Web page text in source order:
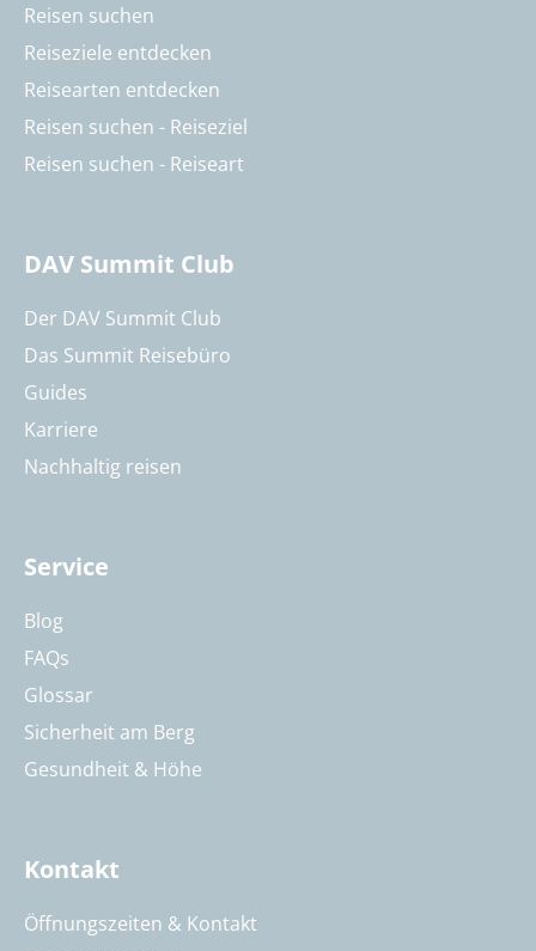
Reisen suchen
Reiseziele entdecken
Reisearten entdecken
Reisen suchen - Reiseziel
Reisen suchen - Reiseart
DAV Summit Club
Der DAV Summit Club
Das Summit Reisebüro
Guides
Karriere
Nachhaltig reisen
Service
Blog
FAQs
Glossar
Sicherheit am Berg
Gesundheit & Höhe
Kontakt
Öffnungszeiten & Kontakt